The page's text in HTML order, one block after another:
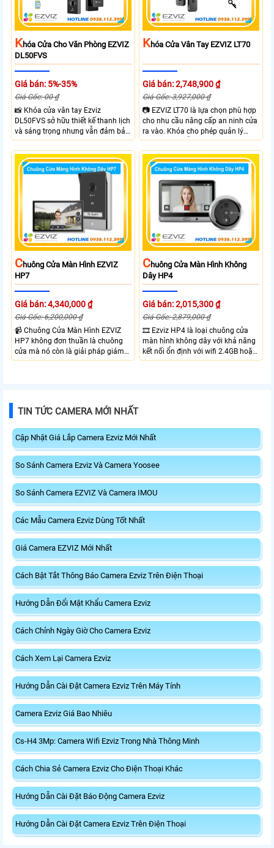
KHóa Cửa Cho Văn Phòng EZVIZ
DL50FVS
Giá bán: 5%-35%
Giá Gốc: 00 ₫
📸 Khóa cửa vân tay Ezviz
DL50FVS sở hữu thiết kế thanh lịch
và sáng trọng nhưng vẫn đảm bảo
sự chắc chắn với cùng nhiều
phương thức mở cửa tiện lợi như
vân tay, mật khẩu, thẻ từ và điều
khiển từ xa qua app. Ezviz
DL50FVS hỗ trợ quản lý người
dùng cảnh báo an ninh và kiểm tra
trạng thái khóa giúp kiểm soát ra
vào từ xa qua app EZVIZ
KHóa Cửa Vân Tay EZVIZ LT70
Giá bán: 2,748,900 ₫
Giá Gốc: 3,927,000 ₫
📷 EZVIZ LT70 là lựa chọn phù hợp
cho nhu cầu nâng cấp an ninh cửa
ra vào. Khóa cho phép quản lý
người dùng dễ dàng theo dõi trạng
thái hoạt động và hỗ trợ cảnh báo
thông minh qua điện thoại. Khóa
cửa mang lại sự tiện lợi nhờ sự linh
hoạt trong cách sử dụng như vân
tay, mật khẩu và thẻ từ đảm bảo
kiểm soát ra vào hiệu quả.
CHuông Cửa Màn Hình EZVIZ
HP7
Giá bán: 4,340,000 ₫
Giá Gốc: 6,200,000 ₫
📹 Chuông Cửa Màn Hình EZVIZ
HP7 không đơn thuần là chuông
cửa mà nó còn là giải pháp giám
sát an ninh toàn diện cho khu vực
chuông cửa với độ phân giải 2K
đảm bảo khu vực ra vào luôn được
CHuông Cửa Màn Hình Không
Dây HP4
Giá bán: 2,015,300 ₫
Giá Gốc: 2,879,000 ₫
🎞 Ezviz HP4 là loại chuông cửa
màn hình không dây với khả năng
kết nối ổn định với wifi 2.4GB hoặc
tần số trộn. Với camera chuông
TIN TỨC CAMERA MỚI NHẤT
Cập Nhật Giá Lắp Camera Ezviz Mới Nhất
So Sánh Camera Ezviz Và Camera Yoosee
So Sánh Camera EZVIZ Và Camera IMOU
Các Mẫu Camera Ezviz Dùng Tốt Nhất
Giá Camera EZVIZ Mới Nhất
Cách Bật Tắt Thông Báo Camera Ezviz Trên Điện Thoại
Hướng Dẫn Đổi Mật Khẩu Camera Ezviz
Cách Chỉnh Ngày Giờ Cho Camera Ezviz
Cách Xem Lại Camera Ezviz
Hướng Dẫn Cài Đặt Camera Ezviz Trên Máy Tính
Camera Ezviz Giá Bao Nhiêu
Cs-H4 3Mp: Camera Wifi Ezviz Trong Nhà Thông Minh
Cách Chia Sẻ Camera Ezviz Cho Điện Thoại Khác
Hướng Dẫn Cài Đặt Báo Động Camera Ezviz
Hướng Dẫn Cài Đặt Camera Ezviz Trên Điện Thoại